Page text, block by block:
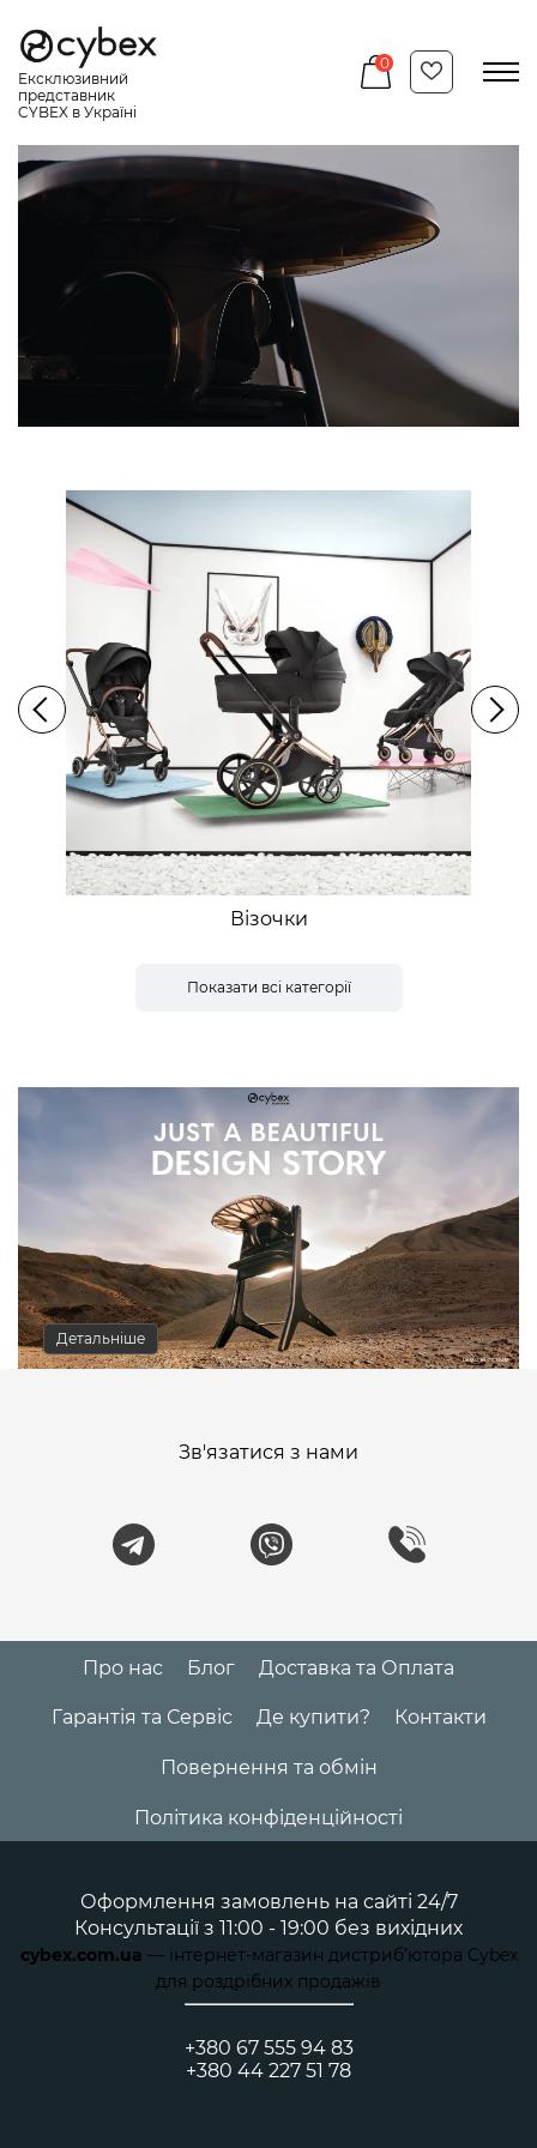
основного
вмісту
Ексклюзивний
представник
CYBEX в Україні
0
Візочки
Показати всі категорії
Детальніше
Зв'язатися з нами
Про нас Блог Доставка та Оплата
Гарантія та Сервіс Де купити? Контакти
Повернення та обмін
Політика конфіденційності
Оформлення замовлень на сайті 24/7
Консультації з 11:00 - 19:00 без вихідних
cybex.com.ua — інтернет-магазин дистриб’ютора Cybex
для роздрібних продажів
+380 67 555 94 83
+380 44 227 51 78